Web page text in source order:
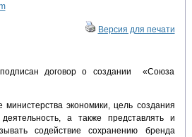
Версия для печати
договор о создании «Союза
министерства экономики, цель создания
а также представлять и
содействие сохранению бренда